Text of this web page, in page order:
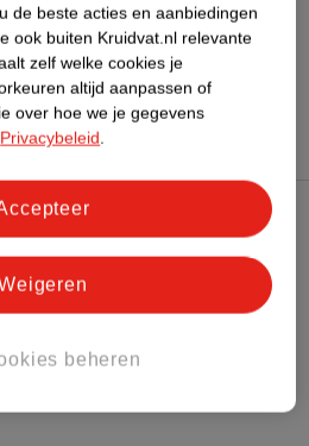
de beste acties en aanbiedingen
ook buiten Kruidvat.nl relevante
zelf welke cookies je
altijd aanpassen of
over hoe we je gegevens
Privacybeleid.
beheren